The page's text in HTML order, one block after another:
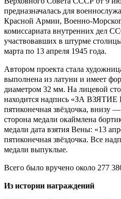
предназначалась для
Красной Армии, Военно-
комиссариата внутренних дел
участвовавших в штурме
марта по 13 апреля 1945 года.
Автором проекта стала
выполнена из латуни и имеет
диаметром 32 мм. На лицевой
находится надпись «ЗА
пятиконечная звёздочка, внизу
сторона медали окаймлена
медали дата взятия Вены: «13
пятиконечная звёздочка. Все
медали выпуклые.
Всего было вручено около 277
Из истории награждений